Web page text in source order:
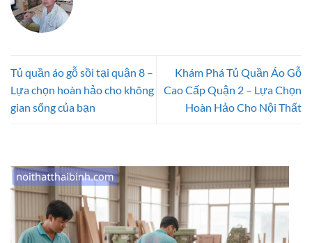
Tủ quần áo gỗ sồi tại quận 8 –
Lựa chọn hoàn hảo cho không
gian sống của bạn
Khám Phá Tủ Quần Áo Gỗ
Cao Cấp Quận 2 – Lựa Chọn
Hoàn Hảo Cho Nội Thất